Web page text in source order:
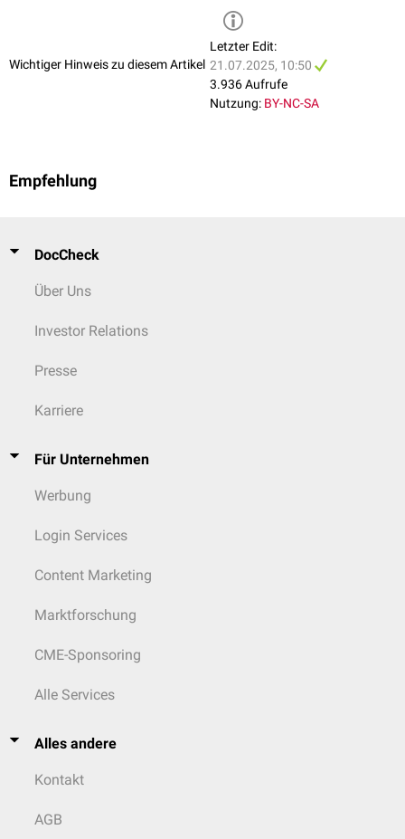
Wichtiger Hinweis zu diesem Artikel
Letzter Edit:
21.07.2025, 10:50
3.936 Aufrufe
Nutzung: BY-NC-SA
Empfehlung
DocCheck
Über Uns
Investor Relations
Presse
Karriere
Für Unternehmen
Werbung
Login Services
Content Marketing
Marktforschung
CME-Sponsoring
Alle Services
Alles andere
Kontakt
AGB